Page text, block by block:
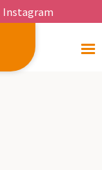
Instagram